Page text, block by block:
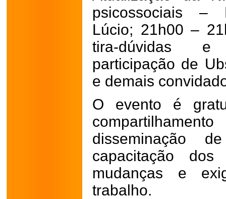
psicossociais –
Lúcio; 21h00 –
tira-dúvidas e
participação de
e demais
O evento é
disseminação
capacitação
mudanças e
trabalho.